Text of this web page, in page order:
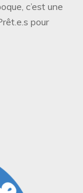
c’est une
pour